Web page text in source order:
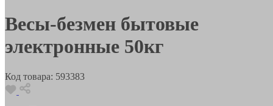
Весы-безмен бытовые
электронные 50кг
Код товара: 593383